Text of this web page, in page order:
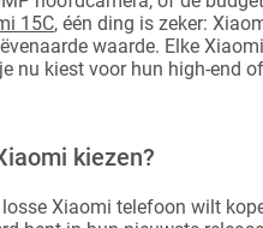
15C, één ding is zeker:
waarde. Elke
nu kiest voor hun high-end
kiezen?
losse Xiaomi telefoon wilt